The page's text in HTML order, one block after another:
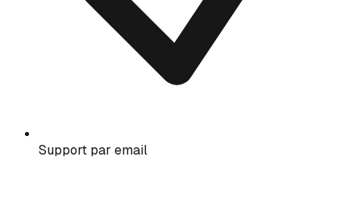
Support par email